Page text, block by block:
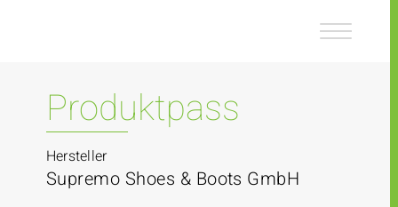
Produktpass
Hersteller
Supremo Shoes & Boots GmbH